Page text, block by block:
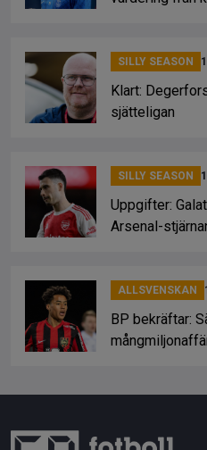
SILLY SEASON
Klart:
sjätteligan
SILLY SEASON
Uppgifter:
Arsenal-
ALLSVENSKAN
BP bekräftar: